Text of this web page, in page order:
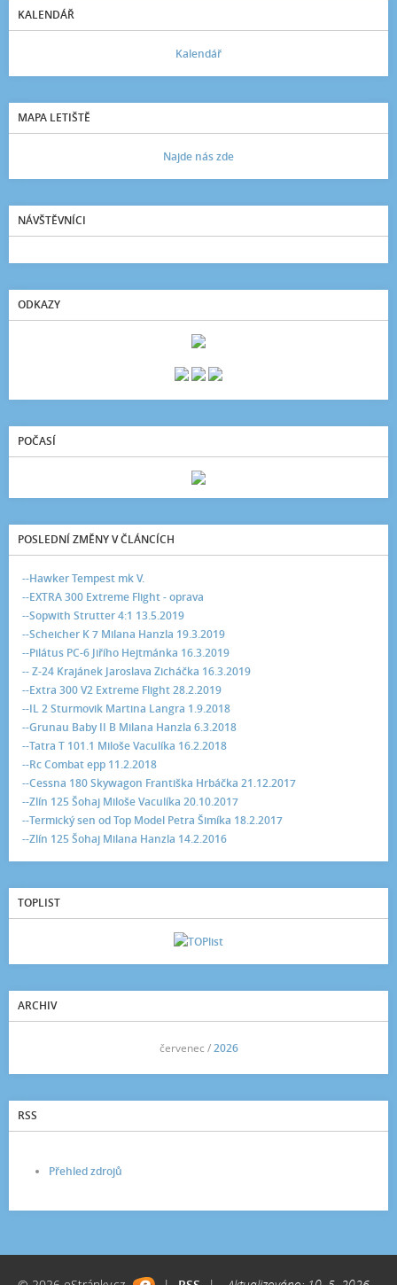
KALENDÁŘ
Kalendář
MAPA LETIŠTĚ
Najde nás zde
NÁVŠTĚVNÍCI
ODKAZY
POČASÍ
POSLEDNÍ ZMĚNY V ČLÁNCÍCH
--Hawker Tempest mk V.
--EXTRA 300 Extreme Flight - oprava
--Sopwith Strutter 4:1 13.5.2019
--Scheicher K 7 Milana Hanzla 19.3.2019
--Pilátus PC-6 Jiřího Hejtmánka 16.3.2019
-- Z-24 Krajánek Jaroslava Zicháčka 16.3.2019
--Extra 300 V2 Extreme Flight 28.2.2019
--IL 2 Sturmovik Martina Langra 1.9.2018
--Grunau Baby II B Milana Hanzla 6.3.2018
--Tatra T 101.1 Miloše Vaculíka 16.2.2018
--Rc Combat epp 11.2.2018
--Cessna 180 Skywagon Františka Hrbáčka 21.12.2017
--Zlín 125 Šohaj Miloše Vaculíka 20.10.2017
--Termický sen od Top Model Petra Šimíka 18.2.2017
--Zlín 125 Šohaj Milana Hanzla 14.2.2016
TOPLIST
ARCHIV
červenec /2026
RSS
Přehled zdrojů